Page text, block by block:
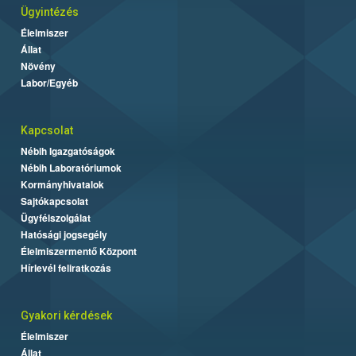
Ügyintézés
Élelmiszer
Állat
Növény
Labor/Egyéb
Kapcsolat
Nébih Igazgatóságok
Nébih Laboratóriumok
Kormányhivatalok
Sajtókapcsolat
Ügyfélszolgálat
Hatósági jogsegély
Élelmiszermentő Központ
Hírlevél feliratkozás
Gyakori kérdések
Élelmiszer
Állat